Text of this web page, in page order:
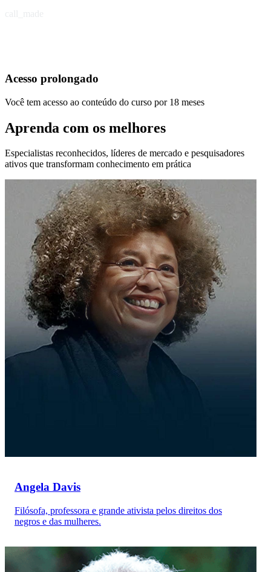
Acesso prolongado
Você tem acesso ao conteúdo do curso por 18 meses
Aprenda com os melhores
Especialistas reconhecidos, líderes de mercado e pesquisadores
ativos que transformam conhecimento em prática
Angela Davis
Filósofa, professora e grande ativista pelos direitos dos
negros e das mulheres.